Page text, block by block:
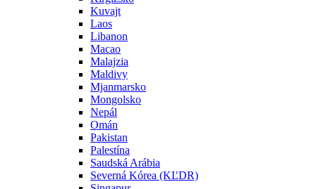
Kuvajt
Laos
Libanon
Macao
Malajzia
Maldivy
Mjanmarsko
Mongolsko
Nepál
Omán
Pakistan
Palestína
Saudská Arábia
Severná Kórea (KĽDR)